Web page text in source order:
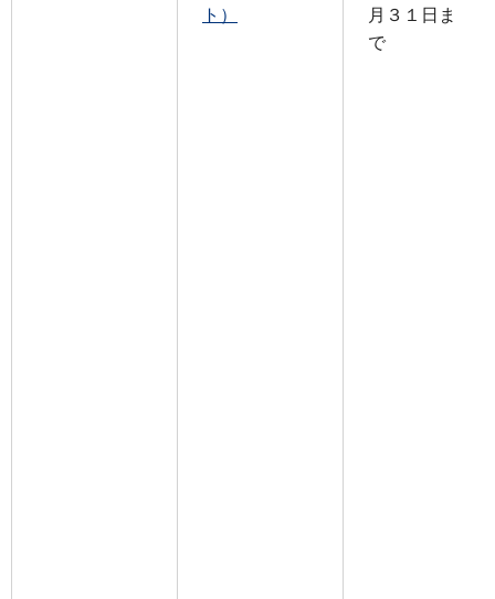
ト）
月３１日ま
で